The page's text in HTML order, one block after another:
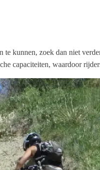
kunnen, zoek dan niet
capaciteiten, waardoor